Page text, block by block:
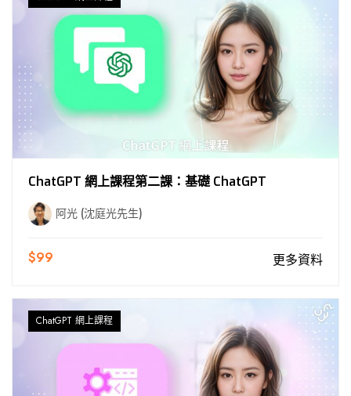
ChatGPT 網上課程第二課：基礎 ChatGPT
阿光 (沈庭光先生)
$99 更多資料
ChatGPT 網上課程